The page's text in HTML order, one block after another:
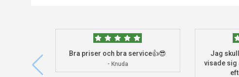
Bra priser och bra service👍😎
- Knuda
Jag
visade sig